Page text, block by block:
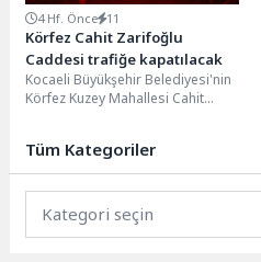
4 Hf. Önce 11
Körfez Cahit Zarifoğlu
Caddesi trafiğe kapatılacak
Kocaeli Büyükşehir Belediyesi'nin
Körfez Kuzey Mahallesi Cahit
arasında gerçekleştireceği...
Tüm Kategoriler